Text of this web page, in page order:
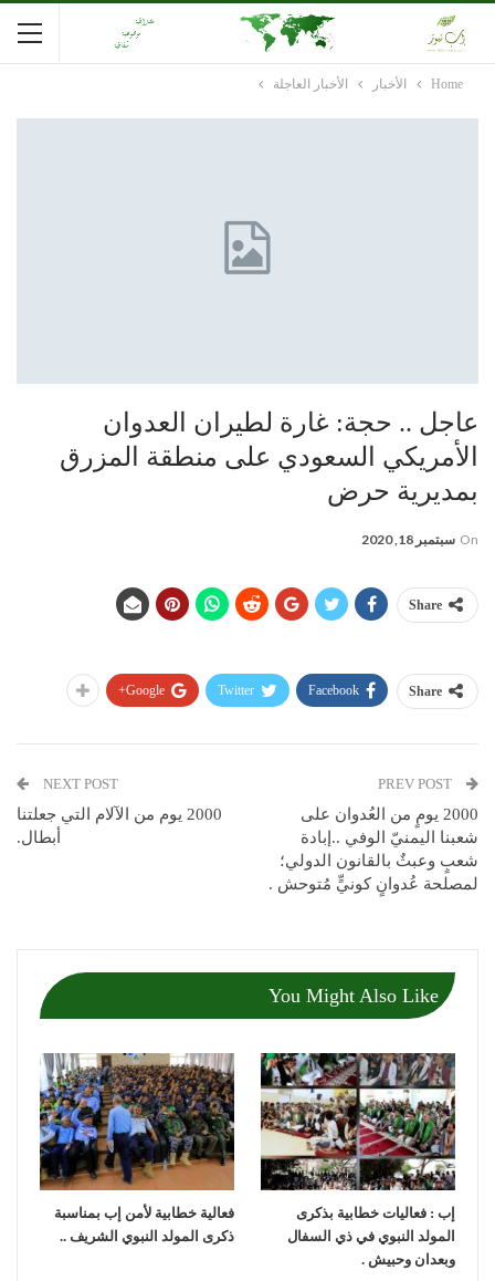
Home الأخبار الأخبار العاجلة
عاجل .. حجة: غارة لطيران العدوان
الأمريكي السعودي على منطقة المزرق
بمديرية حرض
On سبتمبر 18, 2020
Share
Share
Facebook
Twitter
Google+
2000 يومٍ من العُدوان على
شعبنا اليمنيّ الوفي ..إبادة
شعبٍ وعبثٌ بالقانون الدولي؛
لمصلحة عُدوانٍ كونيٍّ مُتوحش .
NEXT POST
2000 يوم من الآلام التي جعلتنا
أبطال.
You Might Also Like
إب : فعاليات خطابية بذكرى
المولد النبوي في ذي السفال
وبعدان وحبيش .
فعالية خطابية لأمن إب بمناسبة
ذكرى المولد النبوي الشريف ..